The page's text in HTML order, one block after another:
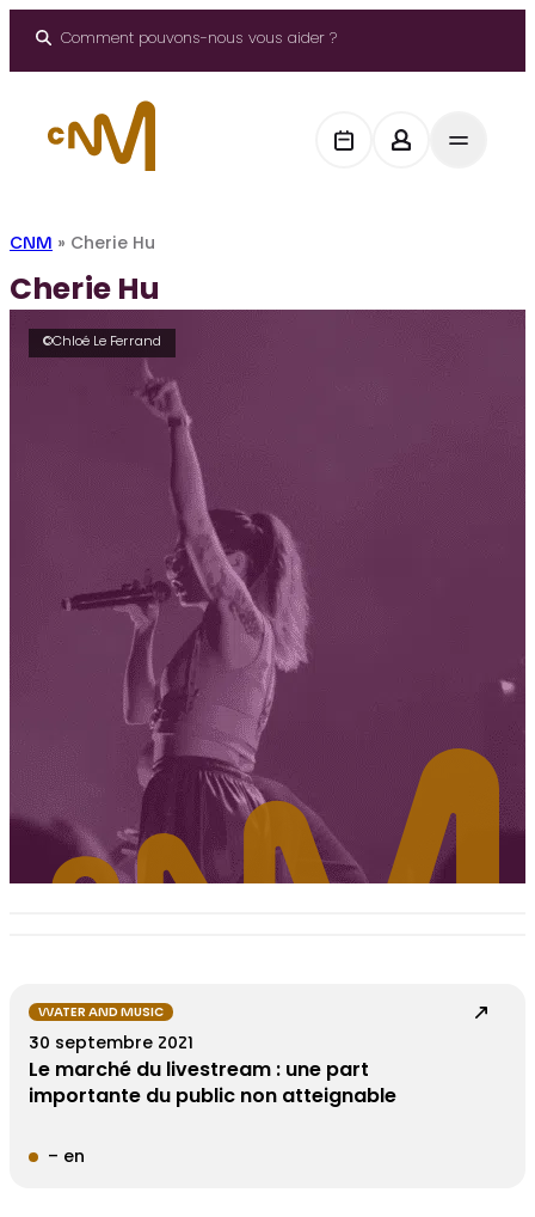
Comment pouvons-nous vous aider ?
CNM » Cherie Hu
Cherie Hu
©Chloé Le Ferrand
WATER AND MUSIC
30 septembre 2021
Le marché du livestream : une part
importante du public non atteignable
– en